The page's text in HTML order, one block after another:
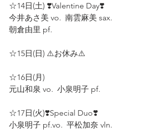
☆14日(土) ❣️Valentine Day❣️
今井あさ美 vo.  南雲麻美 sax.
朝倉由里 pf.
☆15日(日) ⚠️お休み⚠️
☆16日(月)
元山和泉 vo.  小泉明子 pf.
☆17日(火)❣️Special Duo❣️
小泉明子 pf.vo.  平松加奈 vln.